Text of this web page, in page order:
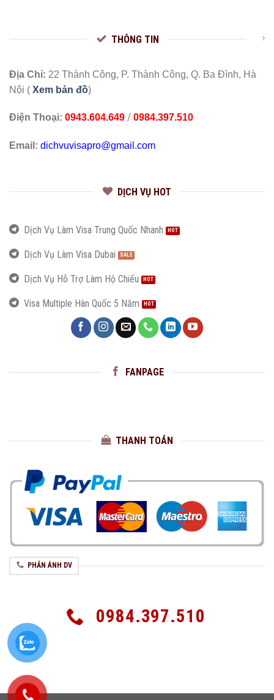
THÔNG TIN
Địa Chỉ: 22 Thành Công, P. Thành Công, Q. Ba Đình, Hà
Nội ( Xem bản đồ)
Điện Thoại: 0943.604.649 / 0984.397.510
Email: dichvuvisapro@gmail.com
DỊCH VỤ HOT
Dịch Vụ Làm Visa Trung Quốc Nhanh
Dịch Vụ Làm Visa Dubai
Dịch Vụ Hỗ Trợ Làm Hộ Chiếu
Visa Multiple Hàn Quốc 5 Năm
FANPAGE
THANH TOÁN
PHẢN ÁNH DV
0984.397.510